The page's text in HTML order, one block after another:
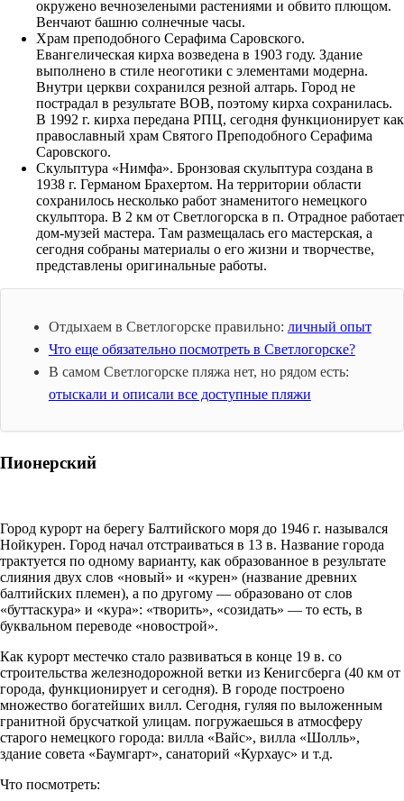
окружено вечнозелеными растениями и обвито плющом.
Венчают башню солнечные часы.
Храм преподобного Серафима Саровского.
Евангелическая кирха возведена в 1903 году. Здание
выполнено в стиле неоготики с элементами модерна.
Внутри церкви сохранился резной алтарь. Город не
пострадал в результате ВОВ, поэтому кирха сохранилась.
В 1992 г. кирха передана РПЦ, сегодня функционирует как
православный храм Святого Преподобного Серафима
Саровского.
Скульптура «Нимфа». Бронзовая скульптура создана в
1938 г. Германом Брахертом. На территории области
сохранилось несколько работ знаменитого немецкого
скульптора. В 2 км от Светлогорска в п. Отрадное работает
дом-музей мастера. Там размещалась его мастерская, а
сегодня собраны материалы о его жизни и творчестве,
представлены оригинальные работы.
Отдыхаем в Светлогорске правильно: личный опыт
Что еще обязательно посмотреть в Светлогорске?
В самом Светлогорске пляжа нет, но рядом есть:
отыскали и описали все доступные пляжи
Пионерский
Город курорт на берегу Балтийского моря до 1946 г. назывался
Нойкурен. Город начал отстраиваться в 13 в. Название города
трактуется по одному варианту, как образованное в результате
слияния двух слов «новый» и «курен» (название древних
балтийских племен), а по другому — образовано от слов
«буттаскура» и «кура»: «творить», «созидать» — то есть, в
буквальном переводе «новострой».
Как курорт местечко стало развиваться в конце 19 в. со
строительства железнодорожной ветки из Кенигсберга (40 км от
города, функционирует и сегодня). В городе построено
множество богатейших вилл. Сегодня, гуляя по выложенным
гранитной брусчаткой улицам. погружаешься в атмосферу
старого немецкого города: вилла «Вайс», вилла «Шолль»,
здание совета «Баумгарт», санаторий «Курхаус» и т.д.
Что посмотреть: